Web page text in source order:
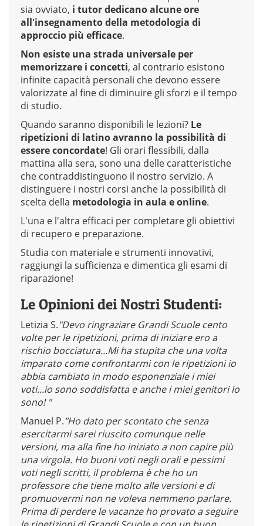
sia ovviato, i tutor dedicano alcune ore
all'insegnamento della metodologia di
approccio più efficace.
Non esiste una strada universale per
memorizzare i concetti, al contrario esistono
infinite capacità personali che devono essere
valorizzate al fine di diminuire gli sforzi e il tempo
di studio.
Quando saranno disponibili le lezioni? Le
ripetizioni di latino avranno la possibilità di
essere concordate! Gli orari flessibili, dalla
mattina alla sera, sono una delle caratteristiche
che contraddistinguono il nostro servizio. A
distinguere i nostri corsi anche la possibilità di
scelta della metodologia in aula e online.
L'una e l'altra efficaci per completare gli obiettivi
di recupero e preparazione.
Studia con materiale e strumenti innovativi,
raggiungi la sufficienza e dimentica gli esami di
riparazione!
Le Opinioni dei Nostri Studenti:
Letizia S."Devo ringraziare Grandi Scuole cento
volte per le ripetizioni, prima di iniziare ero a
rischio bocciatura...Mi ha stupita che una volta
imparato come confrontarmi con le ripetizioni io
abbia cambiato in modo esponenziale i miei
voti...io sono soddisfatta e anche i miei genitori lo
sono! "
Manuel P."Ho dato per scontato che senza
esercitarmi sarei riuscito comunque nelle
versioni, ma alla fine ho iniziato a non capire più
una virgola. Ho buoni voti negli orali e pessimi
voti negli scritti, il problema è che ho un
professore che tiene molto alle versioni e di
promuovermi non ne voleva nemmeno parlare.
Prima di perdere le vacanze ho provato a seguire